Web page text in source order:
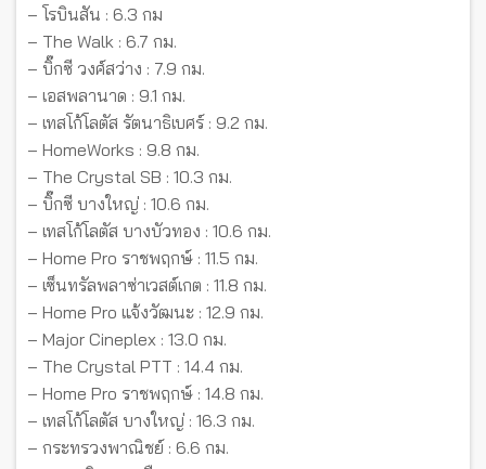
– โรบินสัน : 6.3 กม
– The Walk : 6.7 กม.
– บิ๊กซี วงศ์สว่าง : 7.9 กม.
– เอสพลานาด : 9.1 กม.
– เทสโก้โลตัส รัตนาธิเบศร์ : 9.2 กม.
– HomeWorks : 9.8 กม.
– The Crystal SB : 10.3 กม.
– บิ๊กซี บางใหญ่ : 10.6 กม.
– เทสโก้โลตัส บางบัวทอง : 10.6 กม.
– Home Pro ราชพฤกษ์ : 11.5 กม.
– เซ็นทรัลพลาซ่าเวสต์เกต : 11.8 กม.
– Home Pro แจ้งวัฒนะ : 12.9 กม.
– Major Cineplex : 13.0 กม.
– The Crystal PTT : 14.4 กม.
– Home Pro ราชพฤกษ์ : 14.8 กม.
– เทสโก้โลตัส บางใหญ่ : 16.3 กม.
– กระทรวงพาณิชย์ : 6.6 กม.